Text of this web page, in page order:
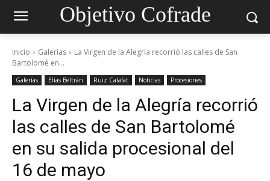
Objetivo Cofrade
Inicio Galerías
La Virgen de la Alegría recorrió las calles de San
Bartolomé en...
Galerías Elías Beltrán Ruiz Calafat Noticias Procesiones
La Virgen de la Alegría recorrió
las calles de San Bartolomé
en su salida procesional del
16 de mayo